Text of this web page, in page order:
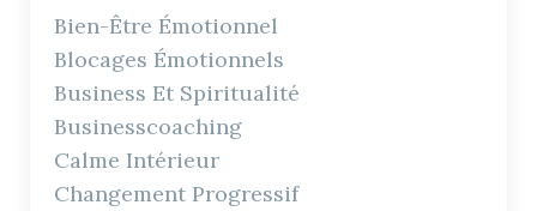
Bien-Être Émotionnel
Blocages Émotionnels
Business Et Spiritualité
Businesscoaching
Calme Intérieur
Changement Progressif